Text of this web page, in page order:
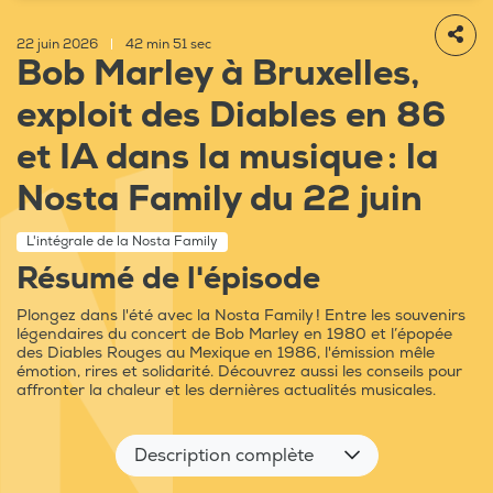
22 juin 2026 42 min 51 sec
Bob Marley à Bruxelles,
exploit des Diables en 86
et IA dans la musique : la
Nosta Family du 22 juin
L'intégrale de la Nosta Family
Résumé de l'épisode
Plongez dans l'été avec la Nosta Family ! Entre les souvenirs
légendaires du concert de Bob Marley en 1980 et l’épopée
des Diables Rouges au Mexique en 1986, l'émission mêle
émotion, rires et solidarité. Découvrez aussi les conseils pour
affronter la chaleur et les dernières actualités musicales.
Description complète